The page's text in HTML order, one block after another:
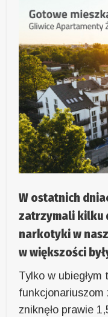
W ostatnich
zatrzymali kilku
narkotyki w
w większości
Tylko w ubiegłym
funkcjonariuszom
zniknęło prawie